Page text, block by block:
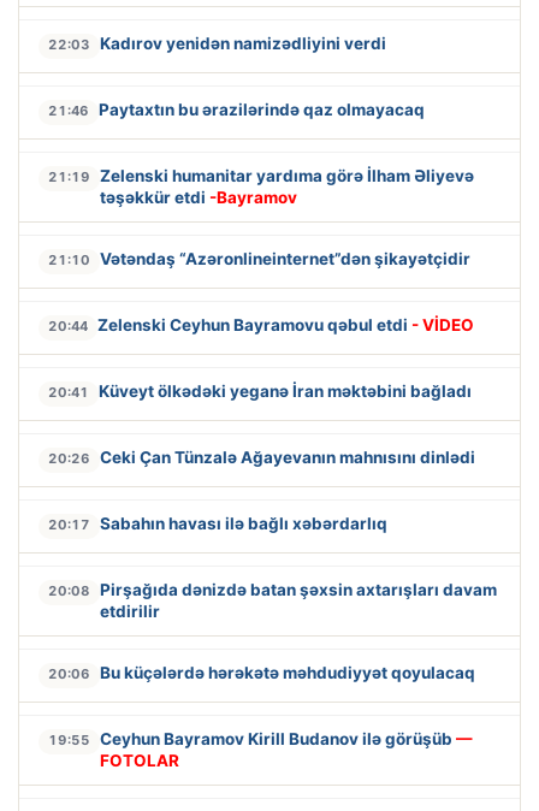
22:03 Kadırov yenidən namizədliyini verdi
21:46 Paytaxtın bu ərazilərində qaz olmayacaq
21:19
Zelenski humanitar yardıma görə İlham Əliyevə
təşəkkür etdi -Bayramov
21:10 Vətəndaş “Azəronlineinternet”dən şikayətçidir
20:44 Zelenski Ceyhun Bayramovu qəbul etdi - VİDEO
20:41 Küveyt ölkədəki yeganə İran məktəbini bağladı
20:26 Ceki Çan Tünzalə Ağayevanın mahnısını dinlədi
20:17 Sabahın havası ilə bağlı xəbərdarlıq
20:08
Pirşağıda dənizdə batan şəxsin axtarışları davam
etdirilir
20:06 Bu küçələrdə hərəkətə məhdudiyyət qoyulacaq
19:55 Ceyhun Bayramov Kirill Budanov ilə görüşüb —
FOTOLAR